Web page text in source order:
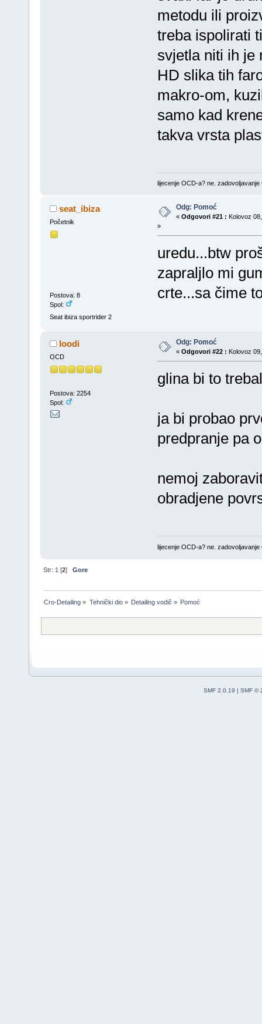
metodu ili
treba ispolirati
svjetla niti ih je
HD slika tih
makro-om,
samo kad
takva vrsta
lijecenje OCD-a? ne.
seat_ibiza
Početnik
Postova: 8
Spol:
Seat ibiza sportrider 2
Odg: Pomoć
« Odgovori #21 : Kolovoz
»
uredu...btw
zapraljlo mi
crte...sa čime
loodi
OCD
Postova: 2254
Spol:
Odg: Pomoć
« Odgovori #22 : Kolovoz
glina bi to
ja bi probao
predpranje pa
nemoj
obradjene
lijecenje OCD-a? ne. zadovoljavanje
Str: 1 [2]Gore
Cro-Detailing » Tehnički dio» Detailing vodič » Pomoć
SMF 2.0.19 | SMF ©